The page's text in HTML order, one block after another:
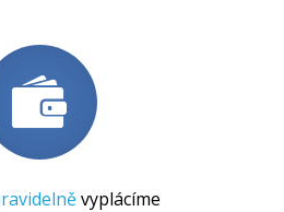
vyplácíme